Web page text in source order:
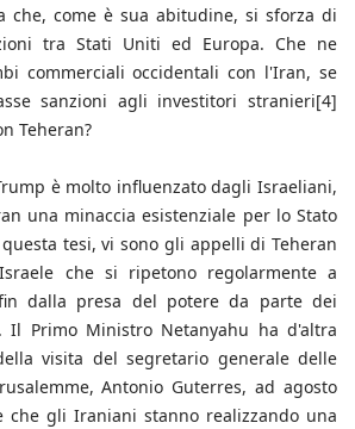
che, come è sua abitudine, si sforza di
tra Stati Uniti ed Europa. Che ne
commerciali occidentali con l'Iran, se
sanzioni agli investitori stranieri[4]
Teheran?
è molto influenzato dagli Israeliani,
una minaccia esistenziale per lo Stato
tesi, vi sono gli appelli di Teheran
che si ripetono regolarmente a
dalla presa del potere da parte dei
Il Primo Ministro Netanyahu ha d'altra
visita del segretario generale delle
Antonio Guterres, ad agosto
che gli Iraniani stanno realizzando una